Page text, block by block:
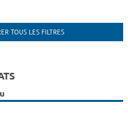
TOUS LES FILTRES